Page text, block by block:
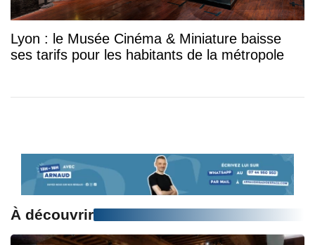
Lyon : le Musée Cinéma & Miniature baisse
ses tarifs pour les habitants de la métropole
À découvrir